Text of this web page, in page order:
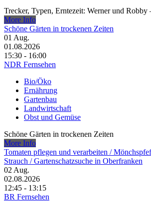
Trecker, Typen, Erntezeit: Werner und Robby
More Info
Schöne Gärten in trockenen Zeiten
01 Aug.
01.08.2026
15:30 - 16:00
NDR Fernsehen
Bio/Öko
Ernährung
Gartenbau
Landwirtschaft
Obst und Gemüse
Schöne Gärten in trockenen Zeiten
More Info
Tomaten pflegen und verarbeiten /​
Strauch /​ Gartenschatzsuche in Oberfranken
02 Aug.
02.08.2026
12:45 - 13:15
BR Fernsehen